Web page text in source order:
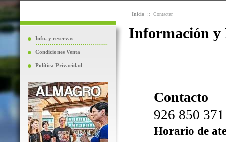
Info. y reservas
Condiciones Venta
Política Privacidad
Inicio :: Contactar
Información y
Contacto
926 850 371
Horario de